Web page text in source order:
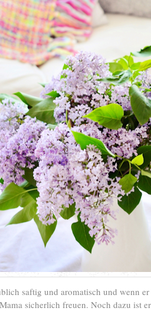
saftig und aromatisch und wenn
sicherlich freuen. Noch dazu ist